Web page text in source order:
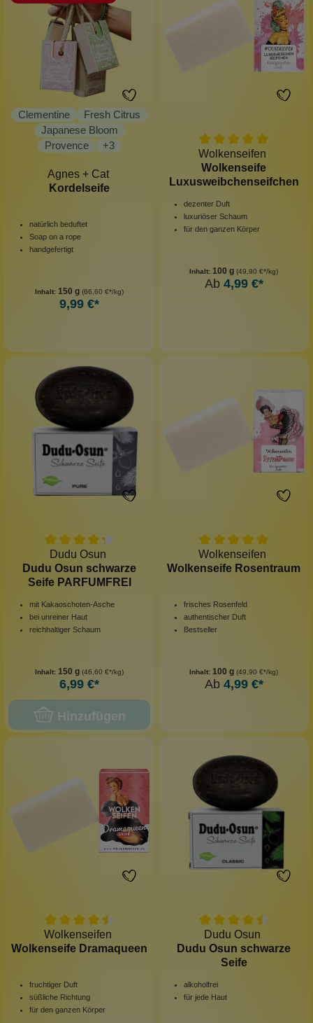
Clementine
Fresh Citrus
Japanese Bloom
Provence
+3
Agnes + Cat
Kordelseife
natürlich beduftet
Soap on a rope
handgefertigt
Inhalt: 150 g (66,60 €*/kg)
9,99 €*
Wolkenseifen
Wolkenseife
Luxusweibchenseifchen
dezenter Duft
luxuriöser Schaum
für den ganzen Körper
Inhalt: 100 g (49,90 €*/kg)
Ab 4,99 €*
Dudu Osun
Dudu Osun schwarze
Seife PARFUMFREI
mit Kakaoschoten-Asche
bei unreiner Haut
reichhaltiger Schaum
Inhalt: 150 g (46,60 €*/kg)
6,99 €*
Hinzufügen
Wolkenseifen
Wolkenseife Rosentraum
frisches Rosenfeld
authentischer Duft
Bestseller
Inhalt: 100 g (49,90 €*/kg)
Ab 4,99 €*
Wolkenseifen
Wolkenseife Dramaqueen
fruchtiger Duft
süßliche Richtung
für den ganzen Körper
Dudu Osun
Dudu Osun schwarze
Seife
alkoholfrei
für jede Haut